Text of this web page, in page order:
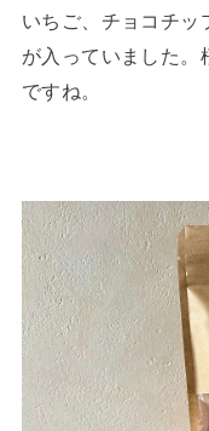
いちご、チョコチッ
が入っていました。
ですね。